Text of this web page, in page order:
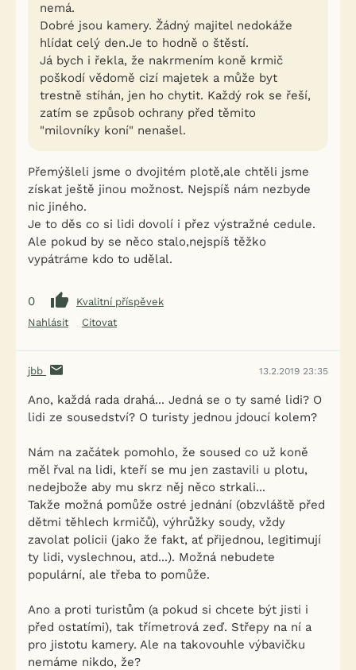
nemá.
Dobré jsou kamery. Žádný majitel nedokáže
hlídat celý den.Je to hodně o štěstí.
Já bych i řekla, že nakrmením koně krmič
poškodí vědomě cizí majetek a může byt
trestně stíhán, jen ho chytit. Každý rok se řeší,
zatím se způsob ochrany před těmito
"milovníky koní" nenašel.
Přemýšleli jsme o dvojitém plotě,ale chtěli jsme
získat ještě jinou možnost. Nejspíš nám nezbyde
nic jiného.
Je to děs co si lidi dovolí i přez výstražné cedule.
Ale pokud by se něco stalo,nejspíš těžko
vypátráme kdo to udělal.
0
Kvalitní příspěvek
Nahlásit
Citovat
jbb 13.2.2019 23:35
Ano, každá rada drahá... Jedná se o ty samé lidi? O
lidi ze sousedství? O turisty jednou jdoucí kolem?
Nám na začátek pomohlo, že soused co už koně
měl řval na lidi, kteří se mu jen zastavili u plotu,
nedejbože aby mu skrz něj něco strkali...
Takže možná pomůže ostré jednání (obzvláště před
dětmi těhlech krmičů), výhrůžky soudy, vždy
zavolat policii (jako že fakt, ať přijednou, legitimují
ty lidi, vyslechnou, atd...). Možná nebudete
populární, ale třeba to pomůže.
Ano a proti turistům (a pokud si chcete být jisti i
před ostatími), tak třímetrová zeď. Střepy na ní a
pro jistotu kamery. Ale na takovouhle výbavičku
nemáme nikdo, že?